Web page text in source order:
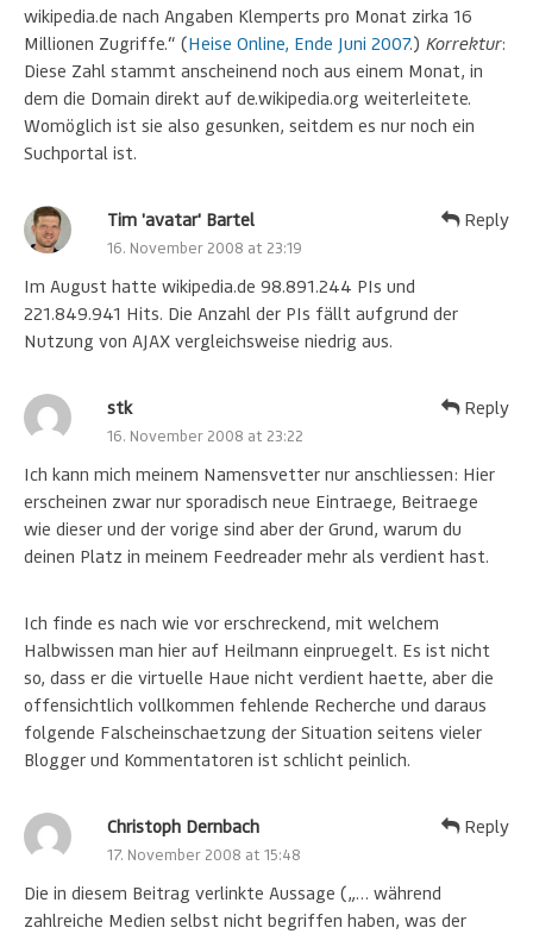
wikipedia.de nach Angaben Klemperts pro Monat zirka 16
Millionen Zugriffe.“ (Heise Online, Ende Juni 2007.) Korrektur:
Diese Zahl stammt anscheinend noch aus einem Monat, in
dem die Domain direkt auf de.wikipedia.org weiterleitete.
Womöglich ist sie also gesunken, seitdem es nur noch ein
Suchportal ist.
Tim 'avatar' Bartel
16. November 2008 at 23:19
Im August hatte wikipedia.de 98.891.244 PIs und
221.849.941 Hits. Die Anzahl der PIs fällt aufgrund der
Nutzung von AJAX vergleichsweise niedrig aus.
Reply
stk
16. November 2008 at 23:22
Ich kann mich meinem Namensvetter nur anschliessen: Hier
erscheinen zwar nur sporadisch neue Eintraege, Beitraege
wie dieser und der vorige sind aber der Grund, warum du
deinen Platz in meinem Feedreader mehr als verdient hast.
Ich finde es nach wie vor erschreckend, mit welchem
Halbwissen man hier auf Heilmann einpruegelt. Es ist nicht
so, dass er die virtuelle Haue nicht verdient haette, aber die
offensichtlich vollkommen fehlende Recherche und daraus
folgende Falscheinschaetzung der Situation seitens vieler
Blogger und Kommentatoren ist schlicht peinlich.
Reply
Christoph Dernbach
17. November 2008 at 15:48
Die in diesem Beitrag verlinkte Aussage („… während
zahlreiche Medien selbst nicht begriffen haben, was der
Reply